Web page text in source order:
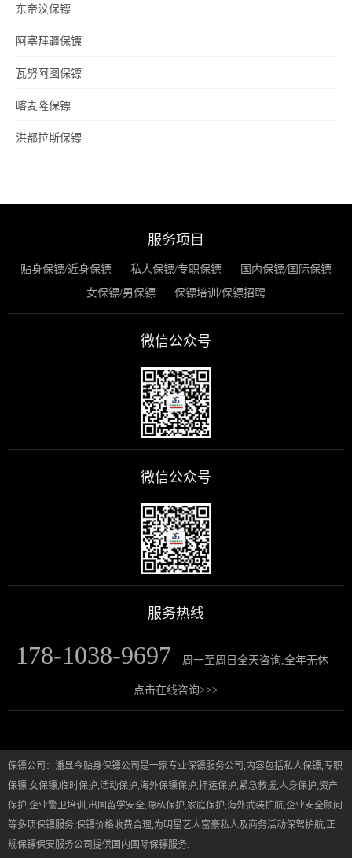
东帝汶保镖
阿塞拜疆保镖
瓦努阿图保镖
喀麦隆保镖
洪都拉斯保镖
服务项目
贴身保镖/近身保镖 私人保镖/专职保镖
国内保镖/国际保镖
女保镖/男保镖
保镖培训/保镖招聘
微信公众号
微信公众号
服务热线
178-1038-9697 周一至周日全天咨询,全年无休
点击在线咨询>>>
保镖公司：潘显今贴身保镖公司是一家专业保镖服务公司,内容包括私人保镖,专职
保镖,女保镖,临时保护,活动保护,海外保镖保护,押运保护,紧急救援,人身保护,资产
保护,企业警卫培训,出国留学安全,隐私保护,家庭保护,海外武装护航,企业安全顾问
等多项保镖服务,保镖价格收费合理,为明星艺人富豪私人及商务活动保驾护航,正
规保镖保安服务公司提供国内国际保镖服务.